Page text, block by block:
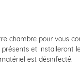
chambre pour vous
et installeront
est désinfecté.